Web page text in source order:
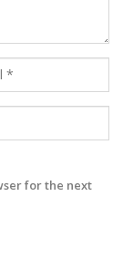
for the next